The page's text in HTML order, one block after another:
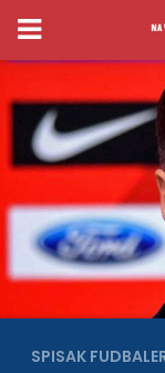
SPISAK